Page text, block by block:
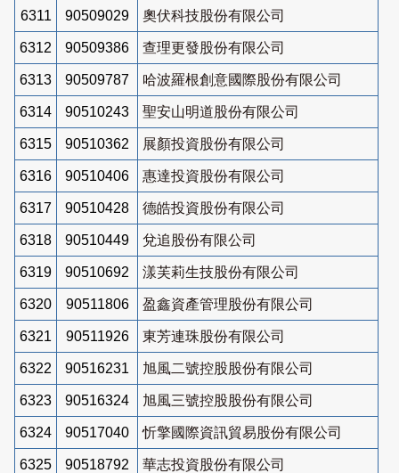
6311 90509029 奧伏科技股份有限公司
6312 90509386 查理更發股份有限公司
6313 90509787 哈波羅根創意國際股份有限公司
6314 90510243 聖安山明道股份有限公司
6315 90510362 展顏投資股份有限公司
6316 90510406 惠達投資股份有限公司
6317 90510428 德皓投資股份有限公司
6318 90510449 兌追股份有限公司
6319 90510692 漾芙莉生技股份有限公司
6320 90511806 盈鑫資產管理股份有限公司
6321 90511926 東芳連珠股份有限公司
6322 90516231 旭風二號控股股份有限公司
6323 90516324 旭風三號控股股份有限公司
6324 90517040 忻擎國際資訊貿易股份有限公司
6325 90518792 華志投資股份有限公司